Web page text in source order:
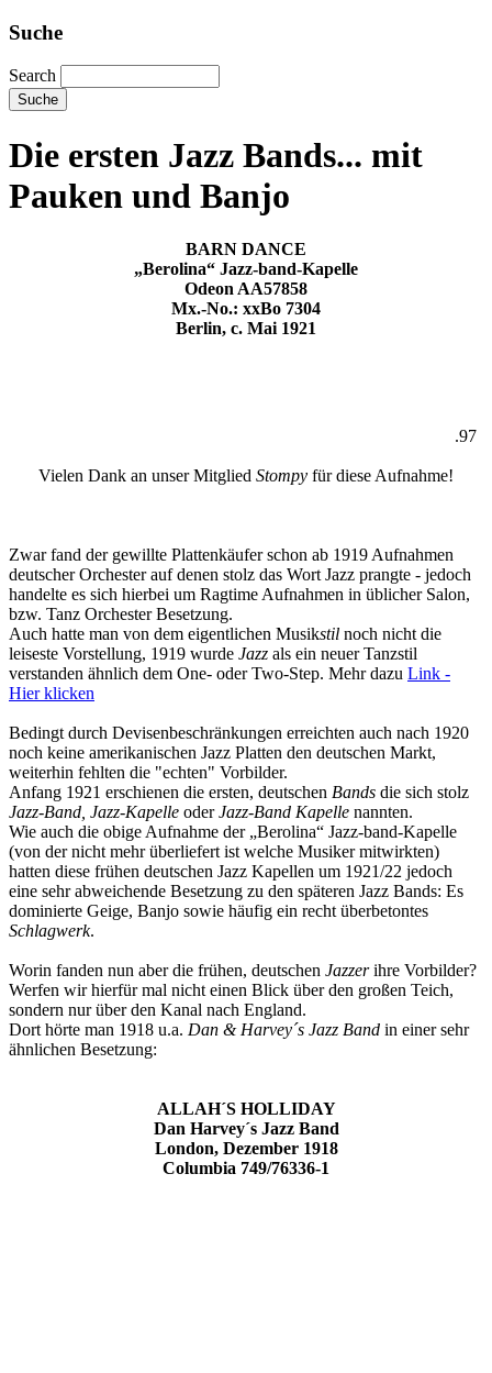
Suche
Search
Die ersten Jazz Bands... mit
Pauken und Banjo
BARN DANCE
„Berolina“ Jazz-band-Kapelle
Odeon AA57858
Mx.-No.: xxBo 7304
Berlin, c. Mai 1921
.97
Vielen Dank an unser Mitglied Stompy für diese Aufnahme!
Zwar fand der gewillte Plattenkäufer schon ab 1919 Aufnahmen
deutscher Orchester auf denen stolz das Wort Jazz prangte - jedoch
handelte es sich hierbei um Ragtime Aufnahmen in üblicher Salon,
bzw. Tanz Orchester Besetzung.
Auch hatte man von dem eigentlichen Musikstil noch nicht die
leiseste Vorstellung, 1919 wurde Jazz als ein neuer Tanzstil
verstanden ähnlich dem One- oder Two-Step. Mehr dazu Link -
Hier klicken
Bedingt durch Devisenbeschränkungen erreichten auch nach 1920
noch keine amerikanischen Jazz Platten den deutschen Markt,
weiterhin fehlten die "echten" Vorbilder.
Anfang 1921 erschienen die ersten, deutschen Bands die sich stolz
Jazz-Band, Jazz-Kapelle oderJazz-Band Kapelle nannten.
Wie auch die obige Aufnahme der „Berolina“ Jazz-band-Kapelle
(von der nicht mehr überliefert ist welche Musiker mitwirkten)
hatten diese frühen deutschen Jazz Kapellen um 1921/22 jedoch
eine sehr abweichende Besetzung zu den späteren Jazz Bands: Es
dominierte Geige, Banjo sowie häufig ein recht überbetontes
Schlagwerk.
Worin fanden nun aber die frühen, deutschen Jazzerihre Vorbilder?
Werfen wir hierfür mal nicht einen Blick über den großen Teich,
sondern nur über den Kanal nach England.
Dort hörte man 1918 u.a. Dan & Harvey´s Jazz Band in einer sehr
ähnlichen Besetzung:
ALLAH´S HOLLIDAY
Dan Harvey´s Jazz Band
London, Dezember 1918
Columbia 749/76336-1